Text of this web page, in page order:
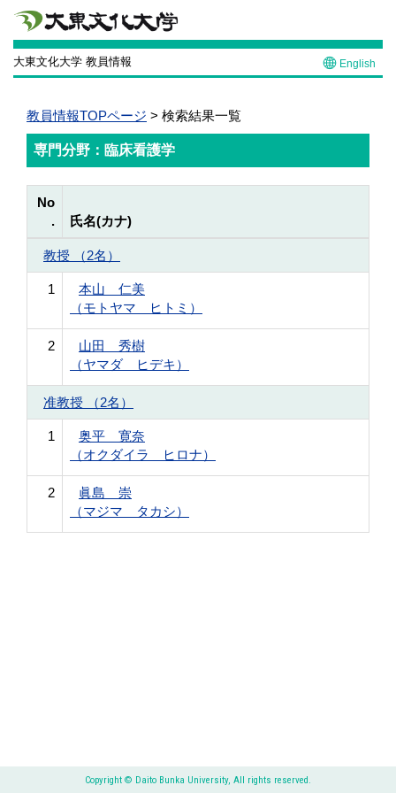
大東文化大学 教員情報 English
教員情報TOPページ > 検索結果一覧
専門分野：臨床看護学
No
.
氏名(カナ)
教授 （2名）
1
本山 仁美
（モトヤマ ヒトミ）
2
山田 秀樹
（ヤマダ ヒデキ）
准教授 （2名）
1
奥平 寛奈
（オクダイラ ヒロナ）
2
眞島 崇
（マジマ タカシ）
Copyright © Daito Bunka University, All rights reserved.